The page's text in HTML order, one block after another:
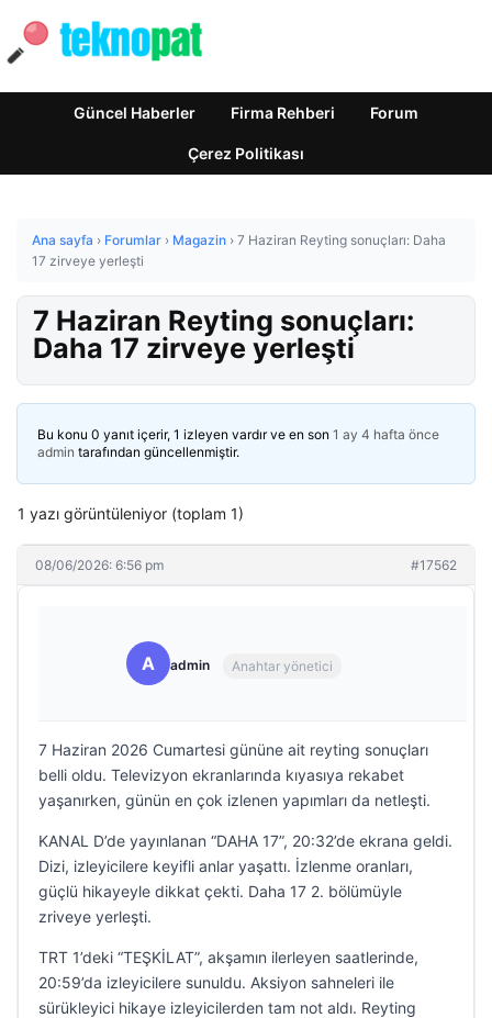
Güncel Haberler Firma Rehberi Forum
Çerez Politikası
Ana sayfa › Forumlar › Magazin › 7 Haziran Reyting sonuçları: Daha
17 zirveye yerleşti
7 Haziran Reyting sonuçları:
Daha 17 zirveye yerleşti
Bu konu 0 yanıt içerir, 1 izleyen vardır ve en son 1 ay 4 hafta önce
admin tarafından güncellenmiştir.
1 yazı görüntüleniyor (toplam 1)
08/06/2026: 6:56 pm #17562
A admin Anahtar yönetici
7 Haziran 2026 Cumartesi gününe ait reyting sonuçları
belli oldu. Televizyon ekranlarında kıyasıya rekabet
yaşanırken, günün en çok izlenen yapımları da netleşti.
KANAL D’de yayınlanan “DAHA 17”, 20:32’de ekrana geldi.
Dizi, izleyicilere keyifli anlar yaşattı. İzlenme oranları,
güçlü hikayeyle dikkat çekti. Daha 17 2. bölümüyle
zriveye yerleşti.
TRT 1’deki “TEŞKİLAT”, akşamın ilerleyen saatlerinde,
20:59’da izleyicilere sunuldu. Aksiyon sahneleri ile
sürükleyici hikaye izleyicilerden tam not aldı. Reyting